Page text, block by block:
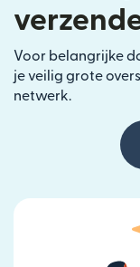
Voor belangrijke
je veilig grote
netwerk.